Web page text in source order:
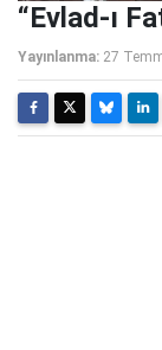
“Evlad-ı
Yayınlanma: 27